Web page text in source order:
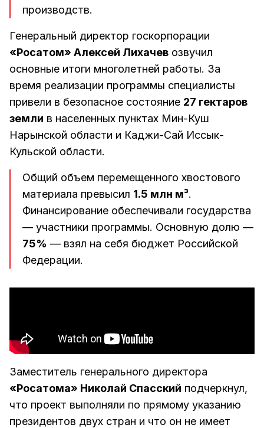
производств.
Генеральный директор госкорпорации
«Росатом» Алексей Лихачев озвучил
основные итоги многолетней работы. За
время реализации программы специалисты
привели в безопасное состояние 27 гектаров
земли в населенных пунктах Мин-Куш
Нарынской области и Каджи-Сай Иссык-
Кульской области.
Общий объем перемещенного хвостового
материала превысил 1.5 млн м³.
Финансирование обеспечивали государства
— участники программы. Основную долю —
75% — взял на себя бюджет Российской
Федерации.
Заместитель генерального директора
«Росатома» Николай Спасский подчеркнул,
что проект выполняли по прямому указанию
президентов двух стран и что он не имеет